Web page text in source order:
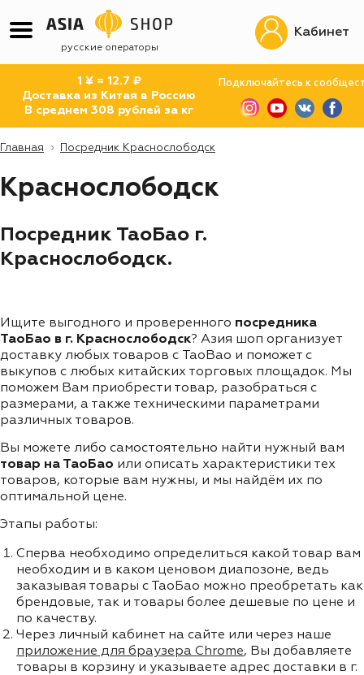
русские операторы
1 ¥ = 12.7 ₽
Доставка из Китая в Россию
В среднем 308 рублей за кг
Подключайтесь к
Кабинет
Главная Посредник Краснослободск
Краснослободск
Посредник ТаоБао г.
Краснослободск.
Ищите выгодного и проверенного посредника
ТаоБао в г. Краснослободск? Азия шоп организует
доставку любых товаров с TaoBao и поможет с
выкупов с любых китайских торговых площадок. Мы
поможем Вам приобрести товар, разобраться с
размерами, а также техническими параметрами
различных товаров.
Вы можете либо самостоятельно найти нужный вам
товар на ТаоБао или описать характеристики тех
товаров, которые вам нужны, и мы найдём их по
оптимальной цене.
Этапы работы:
Сперва необходимо определиться какой товар вам
необходим и в каком ценовом диапозоне, ведь
заказывая товары с ТаоБао можно преобретать как
брендовые, так и товары более дешевые по цене и
по качеству.
Через личный кабинет на сайте или через наше
приложение для браузера Chrome, Вы добавляете
товары в корзину и указываете адрес доставки в г.